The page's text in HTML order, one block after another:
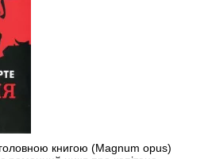
книгою (Magnum opus)